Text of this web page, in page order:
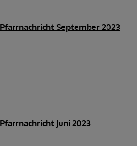
Pfarrnachricht September 2023
Pfarrnachricht Juni 2023